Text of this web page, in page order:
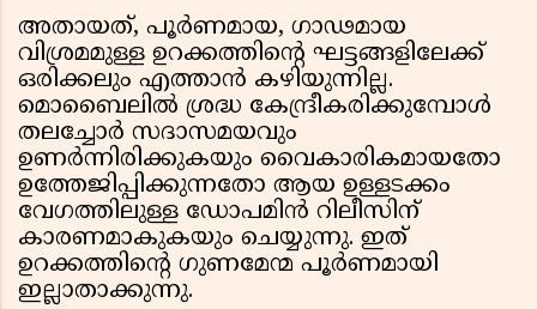
അതായത്, പൂർണമായ, ഗാഢമായ
വിശ്രമമുള്ള ഉറക്കത്തിന്റെ ഘട്ടങ്ങളിലേക്ക്
ഒരിക്കലും എത്താൻ കഴിയുന്നില്ല.
മൊബൈലിൽ ശ്രദ്ധ കേന്ദ്രീകരിക്കുമ്പോൾ
തലച്ചോർ സദാസമയവും
ഉണർന്നിരിക്കുകയും വൈകാരികമായതോ
ഉത്തേജിപ്പിക്കുന്നതോ ആയ ഉള്ളടക്കം
വേഗത്തിലുള്ള ഡോപമിൻ റിലീസിന്
കാരണമാകുകയും ചെയ്യുന്നു. ഇത്
ഉറക്കത്തിന്റെ ഗുണമേന്മ പൂർണമായി
ഇല്ലാതാക്കുന്നു.